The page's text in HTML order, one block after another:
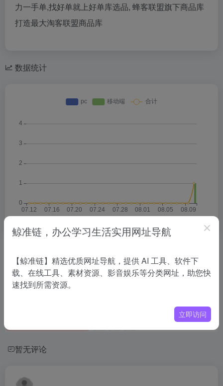
力一手单,找好单就上好单库选品, 蜂客联盟旗下商品库
打造最大淘客联盟商品库
数据统计
暂无评论
鲸准链，办公学习生活实用网址导航
【鲸准链】精选优质网址导航，提供 AI 工具、软件下
载、在线工具、素材资源、影音娱乐等分类网址，助您快
速找到所需资源。
立即访问